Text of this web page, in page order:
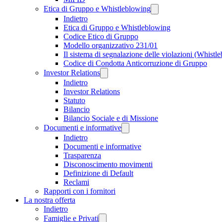
Etica di Gruppo e Whistleblowing
Indietro
Etica di Gruppo e Whistleblowing
Codice Etico di Gruppo
Modello organizzativo 231/01
Il sistema di segnalazione delle violazioni
Codice di Condotta Anticorruzione di Gruppo
Investor Relations
Indietro
Investor Relations
Statuto
Bilancio
Bilancio Sociale e di Missione
Documenti e informative
Indietro
Documenti e informative
Trasparenza
Disconoscimento movimenti
Definizione di Default
Reclami
Rapporti con i fornitori
La nostra offerta
Indietro
Famiglie e Privati